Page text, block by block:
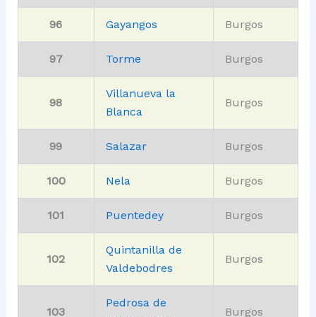
96 Gayangos Burgos
97 Torme Burgos
98
Villanueva la
Blanca
Burgos
99 Salazar Burgos
100 Nela Burgos
101 Puentedey Burgos
102
Quintanilla de
Valdebodres
Burgos
103
Pedrosa de
Burgos